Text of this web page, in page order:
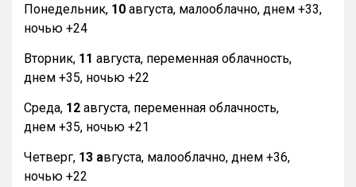
Понедельник, 10 августа, малооблачно, днем +33,
ночью +24
Вторник, 11 августа, переменная облачность,
днем +35, ночью +22
Среда, 12 августа, переменная облачность,
днем +35, ночью +21
Четверг, 13 августа, малооблачно, днем +36,
ночью +22